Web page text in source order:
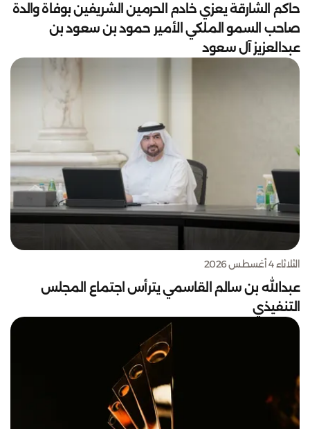
حاكم الشارقة يعزي خادم الحرمين الشريفين بوفاة والدة
صاحب السمو الملكي الأمير حمود بن سعود بن
عبدالعزيز آل سعود
الثلاثاء 4 أغسطس 2026
عبدالله بن سالم القاسمي يترأس اجتماع المجلس
التنفيذي